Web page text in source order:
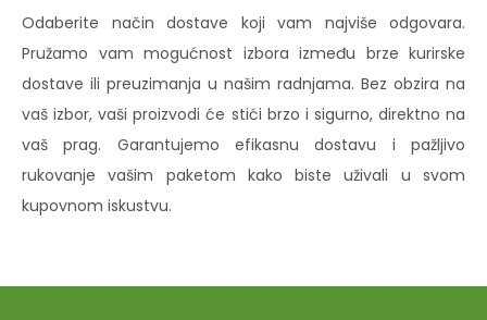
Odaberite način dostave koji vam najviše odgovara.
Pružamo vam mogućnost izbora između brze kurirske
dostave ili preuzimanja u našim radnjama. Bez obzira na
vaš izbor, vaši proizvodi će stići brzo i sigurno, direktno na
vaš prag. Garantujemo efikasnu dostavu i pažljivo
rukovanje vašim paketom kako biste uživali u svom
kupovnom iskustvu.